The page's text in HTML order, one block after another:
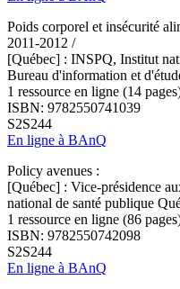
Poids corporel et insécurité
2011-2012 /
[Québec] : INSPQ, Institut
Bureau d'information et
1 ressource en ligne (14
ISBN: 9782550741039
S2S244
En ligne à BAnQ
Policy avenues :
[Québec] : Vice-présidence
national de santé publique
1 ressource en ligne (86
ISBN: 9782550742098
S2S244
En ligne à BAnQ